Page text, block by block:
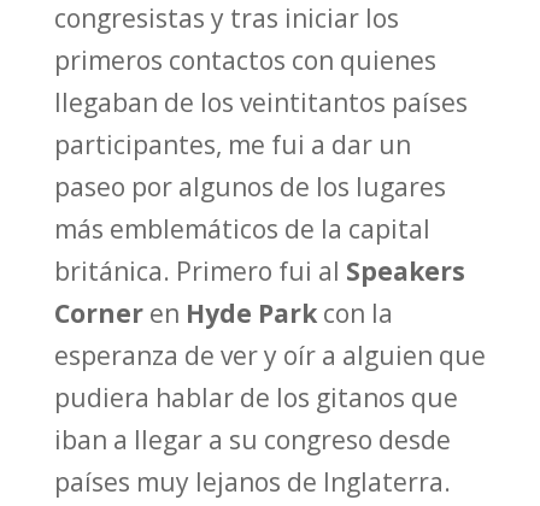
congresistas y tras iniciar los
primeros contactos con quienes
llegaban de los veintitantos países
participantes, me fui a dar un
paseo por algunos de los lugares
más emblemáticos de la capital
británica. Primero fui al Speakers
Corneren Hyde Parkcon la
esperanza de ver y oír a alguien que
pudiera hablar de los gitanos que
iban a llegar a su congreso desde
países muy lejanos de Inglaterra.